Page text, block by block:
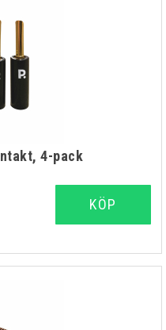
4-pack
KÖP